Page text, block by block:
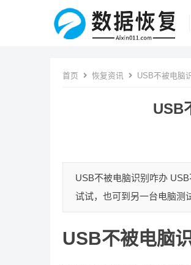
首页 恢复资讯 USB不被电脑
USB
USB不被电脑识别咋办
试试，也可到另一台电脑测
USB不被电脑